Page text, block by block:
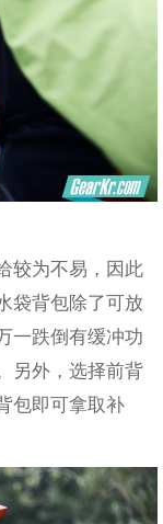
较为不易，因此
袋背包除了可放
一跌倒有缓冲功
另外，选择前背
包即可拿取补